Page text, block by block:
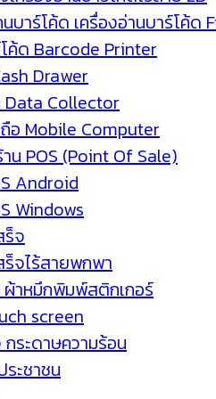
บาร์โค้ด เครื่องอ่านบาร์โค้ด
ค้ด Barcode Printer
Drawer
Data Collector
อ Mobile Computer
น POS (Point Of Sale)
Android
Windows
ร็จ
ร็จไร้สายพกพา
าหมึกพิมพ์สติกเกอร์
screen
กระดาษความร้อน
ะชาชน